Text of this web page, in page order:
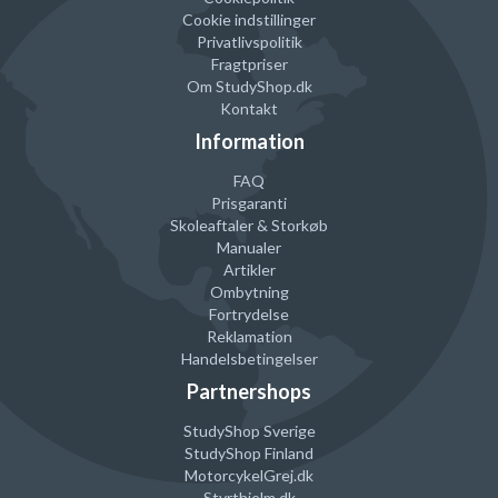
beregninger sammen.
4 hukommelsestaster.
Yderligere funktioner inkluderer
Tilføj (A)-tilstand, varetælling.
Runde op / ned funktion.
Cookie indstillinger
Privatlivspolitik
Fragtpriser
Om StudyShop.dk
Kontakt
Information
FAQ
Prisgaranti
Skoleaftaler & Storkøb
Manualer
Artikler
Ombytning
Fortrydelse
Reklamation
Handelsbetingelser
Partnershops
StudyShop Sverige
StudyShop Finland
MotorcykelGrej.dk